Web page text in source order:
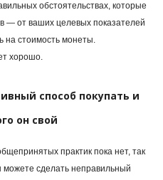
обстоятельствах, которые
— от ваших целевых показателей
на стоимость монеты.
хорошо.
способ покупать и
он свой
практик пока нет, так
можете сделать неправильный